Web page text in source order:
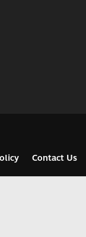
Contact Us